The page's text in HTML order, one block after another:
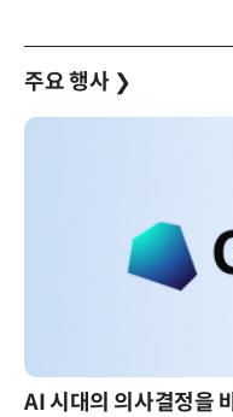
주요 행사 ❯
AI 시대의 의사결정을 바꾸는 수리최적화(Optimization): 실제 산업 적용 사례와 활용 전략